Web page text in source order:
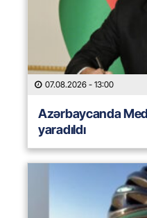
07.08.2026 - 13:00
Azərbaycanda
yaradıldı